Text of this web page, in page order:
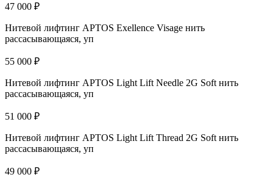
47 000 ₽
Нитевой лифтинг APTOS Exellence Visage нить
рассасывающаяся, уп
55 000 ₽
Нитевой лифтинг APTOS Light Lift Needle 2G Soft нить
рассасывающаяся, уп
51 000 ₽
Нитевой лифтинг APTOS Light Lift Thread 2G Soft нить
рассасывающаяся, уп
49 000 ₽